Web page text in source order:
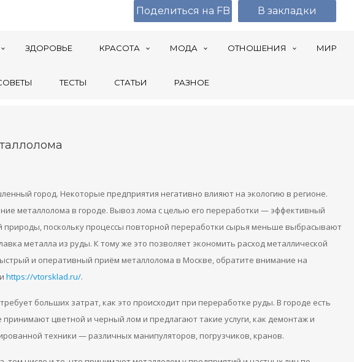
ЗДОРОВЬЕ КРАСОТА МОДА ОТНОШЕНИЯ МИР
ТЕСТЫ СТАТЬИ РАЗНОЕ
город. Некоторые предприятия негативно влияют на экологию в регионе.
металлолома в городе. Вывоз лома с целью его переработки — эффективный
поскольку процессы повторной переработки сырья меньше выбрасывают
металла из руды. К тому же это позволяет экономить расход металлической
и оперативный приём металлолома в Москве, обратите внимание на
https://vtorsklad.ru/.
больших затрат, как это происходит при переработке руды. В городе есть
цветной и черный лом и предлагают такие услуги, как демонтаж и
техники — различных манипуляторов, погрузчиков, кранов.
Поделиться на FB В закладки